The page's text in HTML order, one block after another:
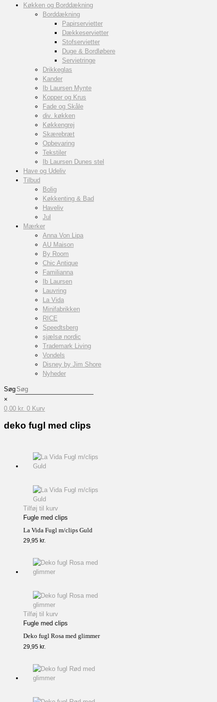
Køkken og Borddækning
Borddækning
Papirservietter
Dækkeservietter
Stofservietter
Duge & Bordløbere
Servietringe
Drikkeglas
Kander
Ib Laursen Mynte
Kopper og Krus
Fade og Skåle
div. køkken
Køkkengrej
Skærebræt
Opbevaring
Tekstiler
Ib Laursen Dunes stel
Have og Udeliv
Tilbud
Bolig
Køkkenting & Bad
Haveliv
Jul
Mærker
Anna Von Lipa
AU Maison
By Room
Chic Antique
Familianna
Ib Laursen
Lauvring
La Vida
Minifabrikken
RICE
Speedtsberg
sjælsø nordic
Trademark Living
Vondels
Disney by Jim Shore
Nyheder
Søg
×
0,00 kr. 0 Kurv
deko fugl med clips
Tilføj til kurv
Fugle med clips
La Vida Fugl m/clips Guld
29,95 kr.
Tilføj til kurv
Fugle med clips
Deko fugl Rosa med glimmer
29,95 kr.